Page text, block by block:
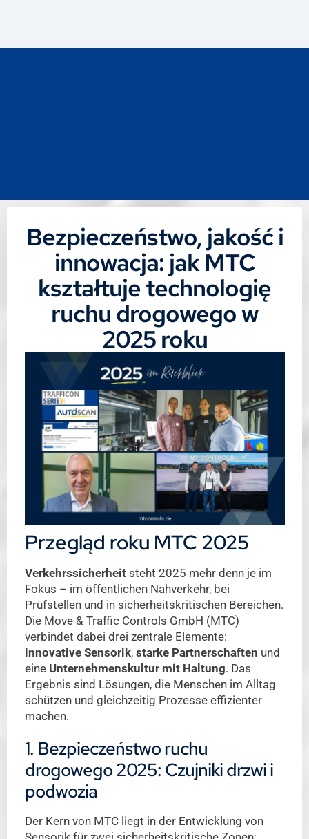
Bezpieczeństwo, jakość i
innowacja: jak MTC
kształtuje technologię
ruchu drogowego w
2025 roku
Przegląd roku MTC 2025
Verkehrssicherheitsteht 2025 mehr denn je im
Fokus – im öffentlichen Nahverkehr, bei
Prüfstellen und in sicherheitskritischen Bereichen.
Die Move & Traffic Controls GmbH (MTC)
verbindet dabei drei zentrale Elemente:
innovative Sensorik, starke Partnerschaften und
eine Unternehmenskultur mit Haltung. Das
Ergebnis sind Lösungen, die Menschen im Alltag
schützen und gleichzeitig Prozesse effizienter
machen.
1. Bezpieczeństwo ruchu
drogowego 2025: Czujniki drzwi i
podwozia
Der Kern von MTC liegt in der Entwicklung von